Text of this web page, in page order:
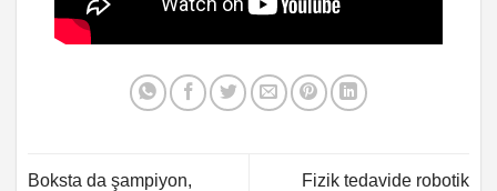
Boksta da şampiyon,
Fizik tedavide robotik